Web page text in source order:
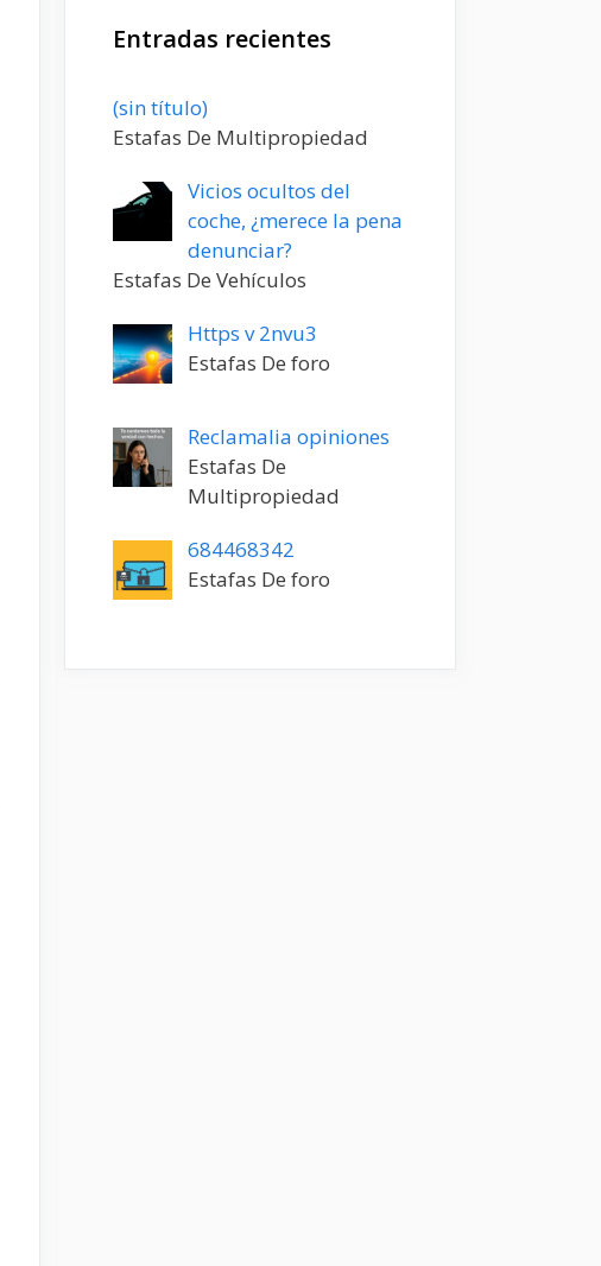
Entradas recientes
(sin título)Entrada
20198
Estafas De Multipropiedad
Vicios ocultos del
coche, ¿merece la pena
denunciar?
Estafas De Vehículos
Https v 2nvu3
Estafas De foro
Reclamalia opiniones
Estafas De
Multipropiedad
684468342
Estafas De foro